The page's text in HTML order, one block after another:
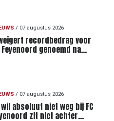
/ 07 augustus 2026
recordbedrag voor
genoemd na
/ 07 augustus 2026
absoluut niet weg bij FC
zit niet achter